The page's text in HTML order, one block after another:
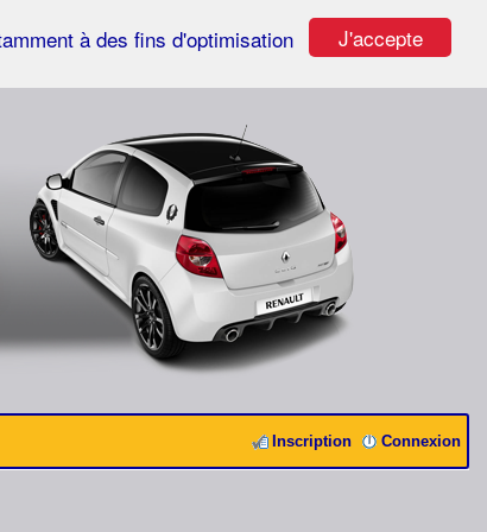
J'accepte
à des fins d'optimisation
Connexion
Inscription